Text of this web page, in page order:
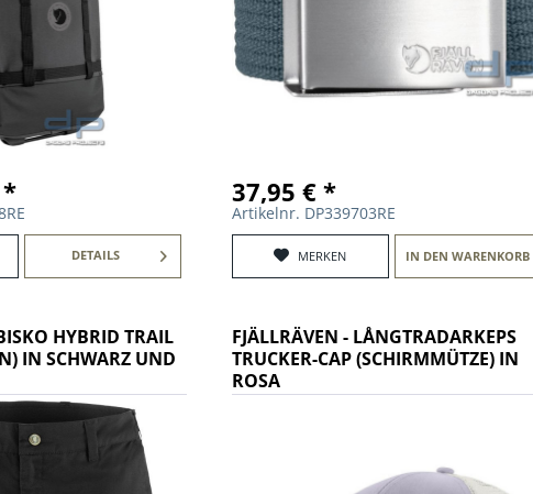
*
DETAILS
37,95 € *
Artikelnr. DP339703RE
MERKEN IN DEN WARENKORB
HYBRID TRAIL
IN SCHWARZ UND
FJÄLLRÄVEN - LÅNGTRADARKEPS
TRUCKER-CAP (SCHIRMMÜTZE) IN
ROSA